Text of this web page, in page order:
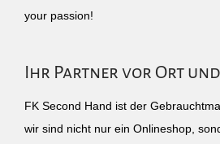
your passion!
Ihr Partner vor Ort
FK Second Hand ist der
wir sind nicht nur ein Onlineshop,